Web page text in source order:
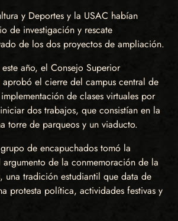
y Deportes y la USAC habían
de investigación y rescate
de los dos proyectos de ampliación.
año, el Consejo Superior
aprobó el cierre del campus central de
de clases virtuales por
dos trabajos, que consistían en la
torre de parqueos y un viaducto.
de encapuchados tomó la
de la conmemoración de la
una tradición estudiantil que data de
protesta política, actividades festivas y